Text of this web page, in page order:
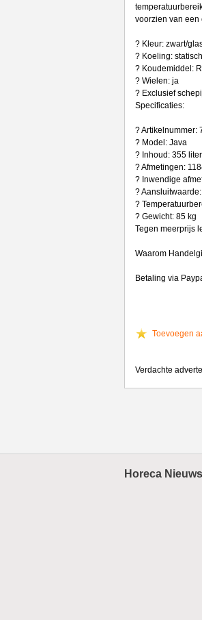
voorzien van een
? Kleur: zwart/
? Koeling: statisch
? Koudemiddel:
? Wielen: ja
? Exclusief
Specificaties:
? Artikelnummer:
? Model: Java
? Inhoud: 355 liter
? Afmetingen:
? Inwendige
?
?
? Gewicht: 85 kg
Tegen meerprijs
Waarom
Betaling via
Toevoegen
Verdachte
Horeca Nieuws